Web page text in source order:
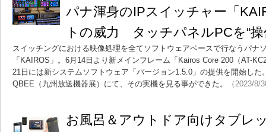
パナ渾身のIPスイッチャー「
トの威力 タッチパネルPCを“操
スイッチングにおける映像処理を全てソフトウェアベースで行なうパナ
「KAIROS」。6月14日より新メインフレーム「Kairos Core 200（AT-
21日には新システムソフトウェア「バージョン1.5.0」の提供を開始した
QBEE（九州放送機器展）にて、その実機を見る事ができた。
（2023/8/
お風呂＆アウトドア向けタブレ